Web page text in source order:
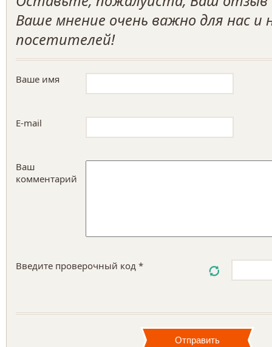
Ваше мнение очень важно для нас и
посетителей!
Ваше имя
E-mail
Ваш
комментарий
Введите проверочный код *